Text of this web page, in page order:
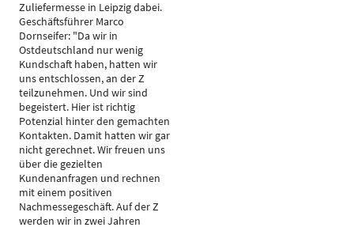
Zuliefermesse in Leipzig dabei.
Geschäftsführer Marco
Dornseifer: "Da wir in
Ostdeutschland nur wenig
Kundschaft haben, hatten wir
uns entschlossen, an der Z
teilzunehmen. Und wir sind
begeistert. Hier ist richtig
Potenzial hinter den gemachten
Kontakten. Damit hatten wir gar
nicht gerechnet. Wir freuen uns
über die gezielten
Kundenanfragen und rechnen
mit einem positiven
Nachmessegeschäft. Auf der Z
werden wir in zwei Jahren